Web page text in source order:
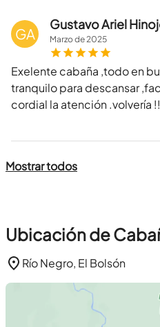
GA
Gustavo Ariel
Marzode2025
Exelente cabaña ,todo en
tranquilo para descansar
cordial la atención .volvería !!
Mostrar todos
Ubicación de
Río Negro, El Bolsón